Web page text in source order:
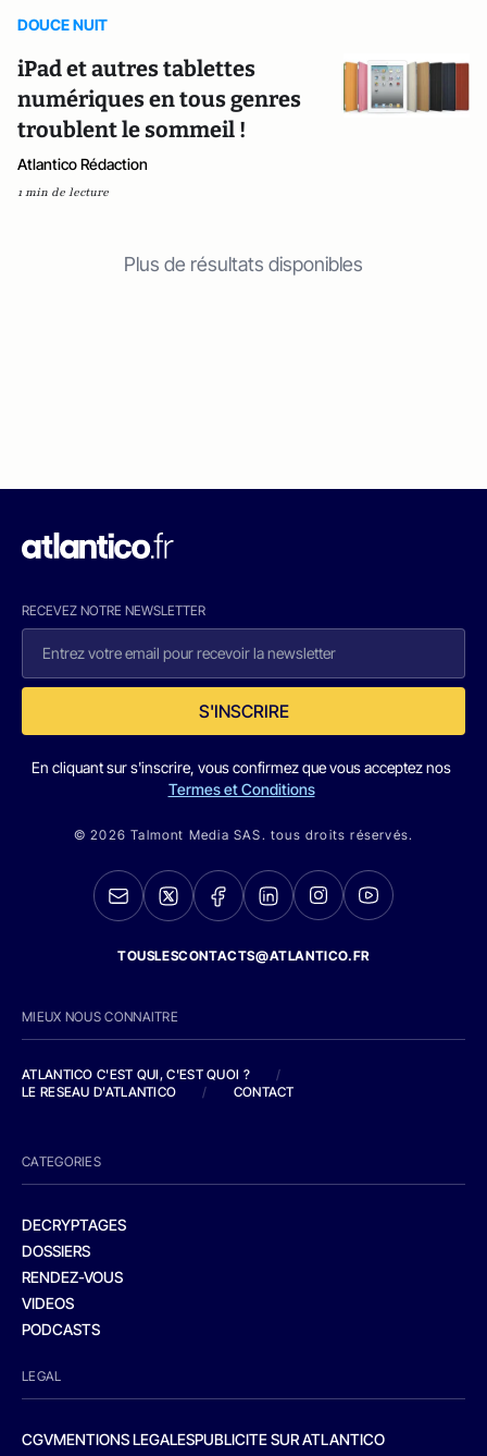
DOUCE NUIT
iPad et autres tablettes
numériques en tous genres
troublent le sommeil !
Atlantico Rédaction
1 min de lecture
Plus de résultats disponibles
RECEVEZ NOTRE NEWSLETTER
S'INSCRIRE
En cliquant sur s'inscrire, vous confirmez que vous acceptez nos
Termes et Conditions
© 2026 Talmont Media SAS. tous droits réservés.
TOUSLESCONTACTS@ATLANTICO.FR
MIEUX NOUS CONNAITRE
ATLANTICO C'EST QUI, C'EST QUOI ?
/
LE RESEAU D'ATLANTICO
/ CONTACT
CATEGORIES
DECRYPTAGES
DOSSIERS
RENDEZ-VOUS
VIDEOS
PODCASTS
LEGAL
CGVMENTIONS LEGALESPUBLICITE SUR ATLANTICO